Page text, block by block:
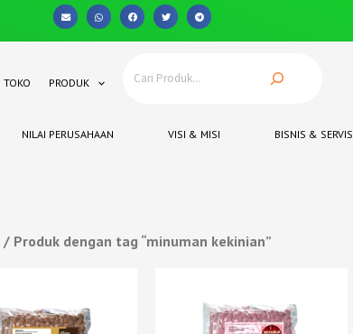
TOKO PRODUK
NILAI PERUSAHAAN VISI & MISI BISNIS & SERVIS
/ Produk dengan tag “minuman kekinian”